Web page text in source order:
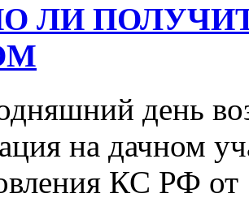
ЛИ
день
на дачном
КС РФ